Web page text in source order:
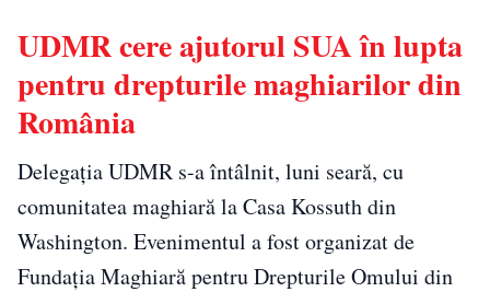
UDMR cere ajutorul SUA în lupta
pentru drepturile maghiarilor din
România
Delegația UDMR s-a întâlnit, luni seară, cu
comunitatea maghiară la Casa Kossuth din
Washington. Evenimentul a fost organizat de
Fundația Maghiară pentru Drepturile Omului din